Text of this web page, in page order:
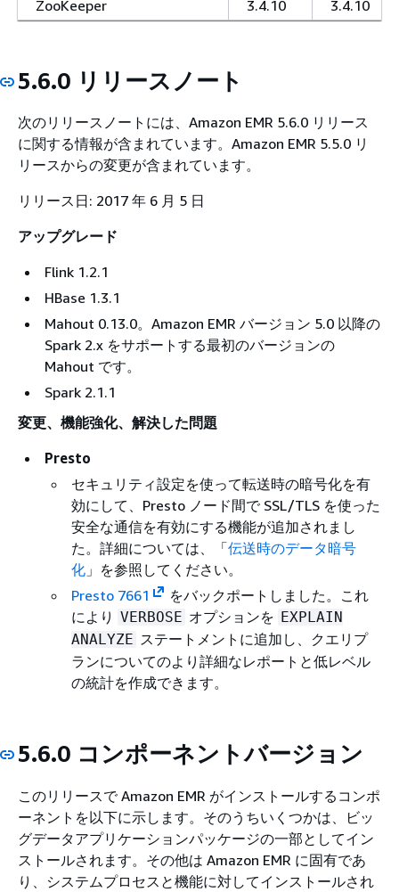
ZooKeeper 3.4.10 3.4.10
5.6.0 リリースノート
次のリリースノートには、Amazon EMR 5.6.0 リリース
に関する情報が含まれています。Amazon EMR 5.5.0 リ
リースからの変更が含まれています。
リリース日: 2017 年 6 月 5 日
アップグレード
Flink 1.2.1
HBase 1.3.1
Mahout 0.13.0。Amazon EMR バージョン 5.0 以降の
Spark 2.x をサポートする最初のバージョンの
Mahout です。
Spark 2.1.1
変更、機能強化、解決した問題
Presto
セキュリティ設定を使って転送時の暗号化を有
効にして、Presto ノード間で SSL/TLS を使った
安全な通信を有効にする機能が追加されまし
た。詳細については、「伝送時のデータ暗号
化 」を参照してください。
Presto 7661
をバックポートしました。これ
により VERBOSE オプションを EXPLAIN
ANALYZE ステートメントに追加し、クエリプ
ランについてのより詳細なレポートと低レベル
の統計を作成できます。
5.6.0 コンポーネントバージョン
このリリースで Amazon EMR がインストールするコンポ
ーネントを以下に示します。そのうちいくつかは、ビッ
グデータアプリケーションパッケージの一部としてイン
ストールされます。その他は Amazon EMR に固有であ
り、システムプロセスと機能に対してインストールされ